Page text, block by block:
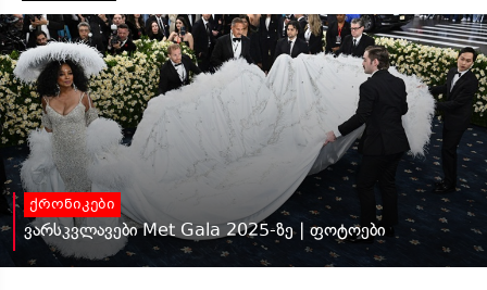
ქრონიკები
ვარსკვლავები Met Gala 2025-ზე | ფოტოები